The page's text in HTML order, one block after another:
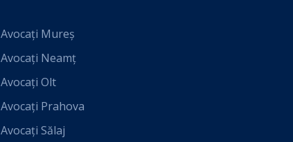
Avocați Mureș
Avocați Neamț
Avocați Olt
Avocați Prahova
Avocați Sălaj